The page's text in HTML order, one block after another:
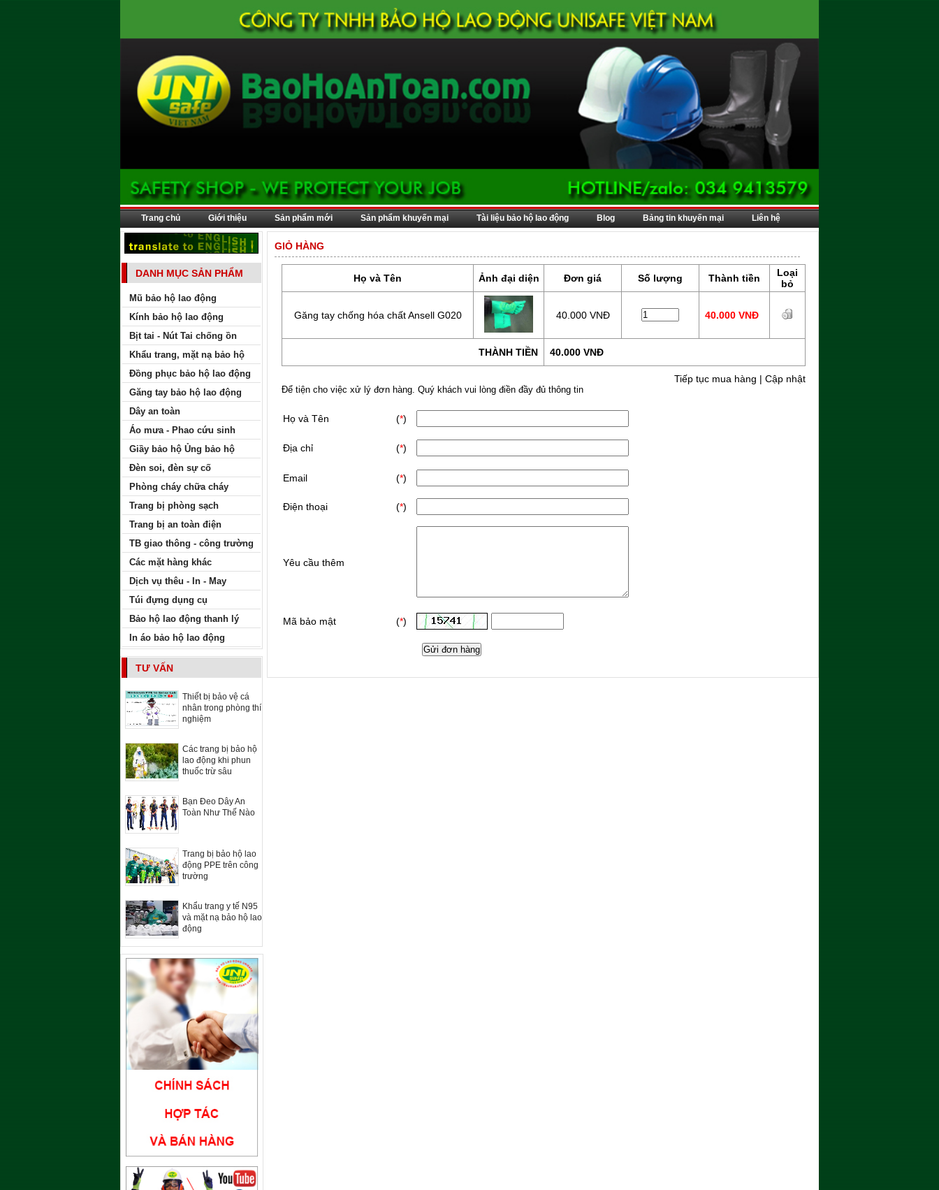
Trang chủ Giới thiệu Sản phẩm mới Sản phẩm khuyến mại Tài liệu bảo hộ lao động Blog Bảng tin khuyến mại Liên hệ
DANH MỤC SẢN PHẨM
Mũ bảo hộ lao động
Kính bảo hộ lao động
Bịt tai - Nút Tai chống ồn
Khẩu trang, mặt nạ bảo hộ
Đồng phục bảo hộ lao động
Găng tay bảo hộ lao động
Dây an toàn
Áo mưa - Phao cứu sinh
Giầy bảo hộ Ủng bảo hộ
Đèn soi, đèn sự cố
Phòng cháy chữa cháy
Trang bị phòng sạch
Trang bị an toàn điện
TB giao thông - công trường
Các mặt hàng khác
Dịch vụ thêu - In - May
Túi đựng dụng cụ
Bảo hộ lao động thanh lý
In áo bảo hộ lao động
TƯ VẤN
Thiết bị bảo vệ cá
nhân trong phòng thí
nghiệm
Các trang bị bảo hộ
lao động khi phun
thuốc trừ sâu
Bạn Đeo Dây An
Toàn Như Thế Nào
Trang bị bảo hộ lao
động PPE trên công
trường
Khẩu trang y tế N95
và mặt nạ bảo hộ lao
động
GIỎ HÀNG
Họ và Tên Ảnh đại diện Đơn giá Số lượng Thành tiền
Loại
bỏ
Găng tay chống hóa chất Ansell G020 40.000 VNĐ 40.000 VNĐ
THÀNH TIỀN 40.000 VNĐ
Tiếp tục mua hàng | Cập nhật
Để tiện cho việc xử lý đơn hàng. Quý khách vui lòng điền đầy đủ thông tin
Họ và Tên (*)
Địa chỉ (*)
Email (*)
Điện thoại (*)
Yêu cầu thêm
Mã bảo mật (*)